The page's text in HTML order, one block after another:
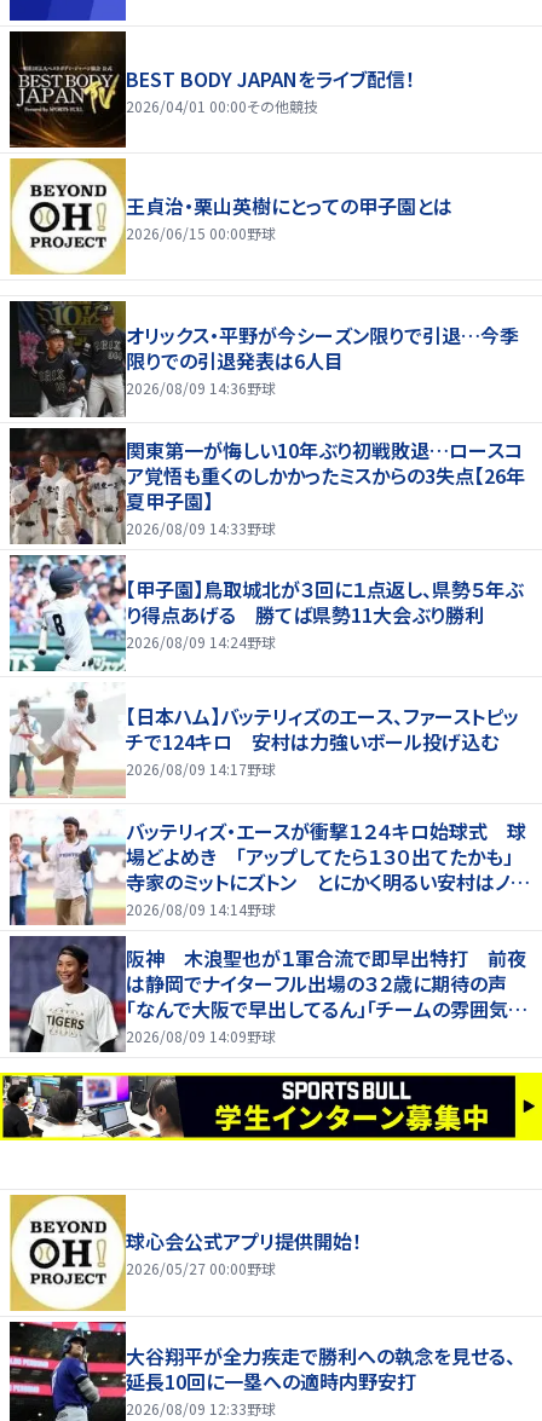
BEST BODY JAPANをライブ配信！
2026/04/01 00:00その他競技
王貞治・栗山英樹にとっての甲子園とは
2026/06/15 00:00野球
オリックス・平野が今シーズン限りで引退…今季
限りでの引退発表は6人目
2026/08/09 14:36野球
関東第一が悔しい10年ぶり初戦敗退…ロースコ
ア覚悟も重くのしかかったミスからの3失点【26年
夏甲子園】
2026/08/09 14:33野球
【甲子園】鳥取城北が３回に１点返し、県勢５年ぶ
り得点あげる 勝てば県勢11大会ぶり勝利
2026/08/09 14:24野球
【日本ハム】バッテリィズのエース、ファーストピッ
チで124キロ 安村は力強いボール投げ込む
2026/08/09 14:17野球
バッテリィズ・エースが衝撃１２４キロ始球式 球
場どよめき 「アップしてたら１３０出てたかも」
寺家のミットにズトン とにかく明るい安村はノー
バンならず
2026/08/09 14:14野球
阪神 木浪聖也が１軍合流で即早出特打 前夜
は静岡でナイターフル出場の３２歳に期待の声
「なんで大阪で早出してるん」「チームの雰囲気が
変わる気が」
2026/08/09 14:09野球
球心会公式アプリ提供開始！
2026/05/27 00:00野球
大谷翔平が全力疾走で勝利への執念を見せる、
延長10回に一塁への適時内野安打
2026/08/09 12:33野球